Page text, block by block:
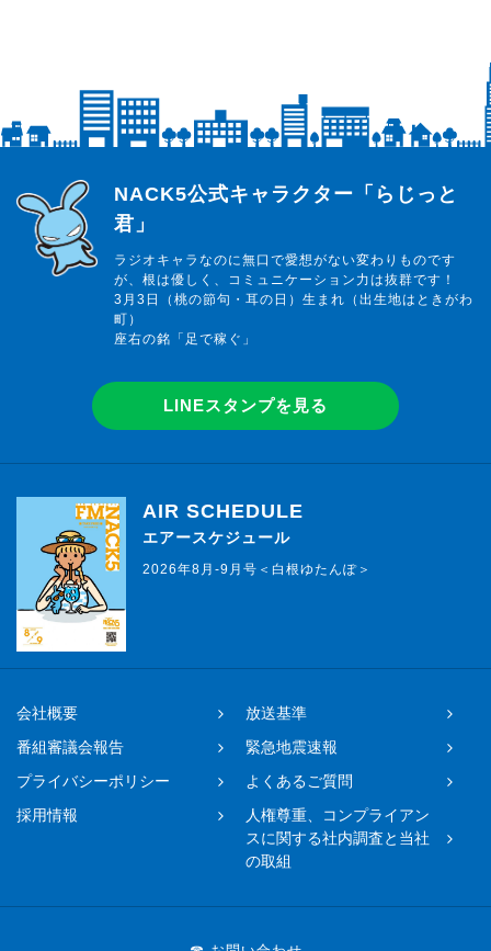
らじっと君
NACK5公式キャラクター「らじっと
君」
ラジオキャラなのに無口で愛想がない変わりものです
が、根は優しく、コミュニケーション力は抜群です！
3月3日（桃の節句・耳の日）生まれ（出生地はときがわ
町）
座右の銘「足で稼ぐ」
LINEスタンプを見る
AIR SCHEDULE
エアースケジュール
2026年8月-9月号＜白根ゆたんぽ＞
会社概要
放送基準
番組審議会報告
緊急地震速報
プライバシーポリシー
よくあるご質問
採用情報
人権尊重、コンプライアン
スに関する社内調査と当社
の取組